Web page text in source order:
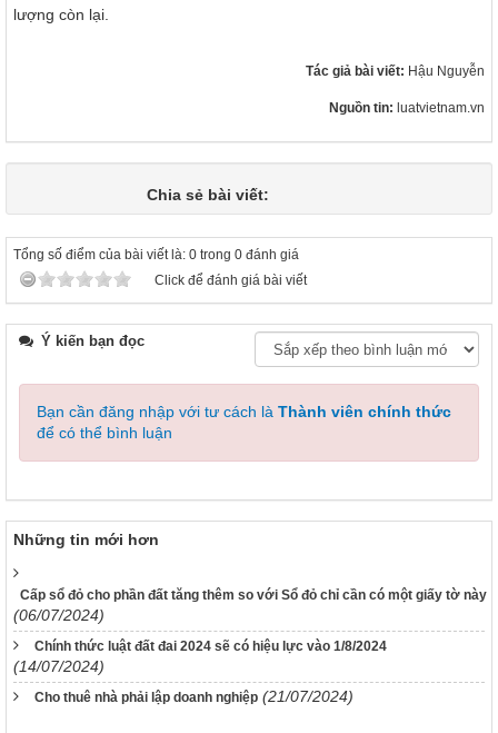
lượng còn lại.
Tác giả bài viết: Hậu Nguyễn
Nguồn tin: luatvietnam.vn
Chia sẻ bài viết:
Tổng số điểm của bài viết là: 0 trong 0 đánh giá
Click để đánh giá bài viết
Ý kiến bạn đọc
Bạn cần đăng nhập với tư cách là Thành viên chính thức
để có thể bình luận
Những tin mới hơn
Cấp sổ đỏ cho phần đất tăng thêm so với Sổ đỏ chỉ cần có một giấy tờ này
(06/07/2024)
Chính thức luật đất đai 2024 sẽ có hiệu lực vào 1/8/2024
(14/07/2024)
Cho thuê nhà phải lập doanh nghiệp (21/07/2024)